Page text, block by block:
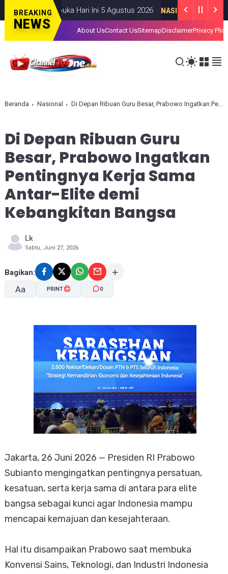
BREAKING
NEWS
Dibuka Hari Ini 5 Agustus 2026 NASIONALAUGUST 05, 2026
About UsContact UsSitemapDisclaimerPrivacy Plice
Beranda Nasional Di Depan Ribuan Guru Besar, Prabowo Ingatkan Pentingnya Kerja Sama Antar-Elite demi Kebangkitan Bangsa
Di Depan Ribuan Guru
Besar, Prabowo Ingatkan
Pentingnya Kerja Sama
Antar-Elite demi
Kebangkitan Bangsa
Lk
Sabtu, Juni 27, 2026
Bagikan:
Aa PRINT 0
Jakarta, 26 Juni 2026 — Presiden RI Prabowo
Subianto mengingatkan pentingnya persatuan,
kesatuan, serta kerja sama di antara para elite
bangsa sebagai kunci agar Indonesia mampu
mencapai kemajuan dan kesejahteraan.
Hal itu disampaikan Prabowo saat membuka
Konvensi Sains, Teknologi, dan Industri Indonesia